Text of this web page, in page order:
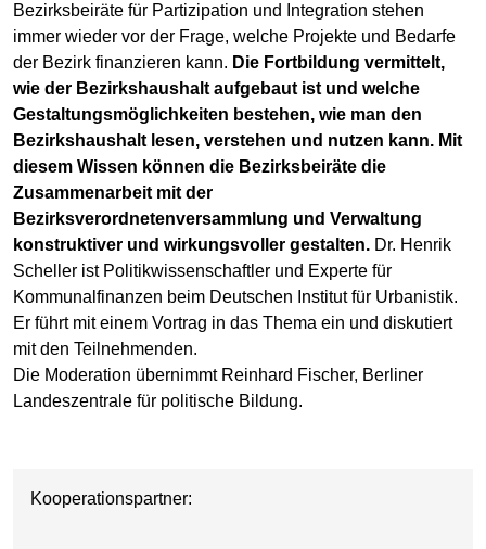
Bezirksbeiräte für Partizipation und Integration stehen
immer wieder vor der Frage, welche Projekte und Bedarfe
der Bezirk finanzieren kann. Die Fortbildung vermittelt,
wie der Bezirkshaushalt aufgebaut ist und welche
Gestaltungsmöglichkeiten bestehen, wie man den
Bezirkshaushalt lesen, verstehen und nutzen kann. Mit
diesem Wissen können die Bezirksbeiräte die
Zusammenarbeit mit der
Bezirksverordnetenversammlung und Verwaltung
konstruktiver und wirkungsvoller gestalten. Dr. Henrik
Scheller ist Politikwissenschaftler und Experte für
Kommunalfinanzen beim Deutschen Institut für Urbanistik.
Er führt mit einem Vortrag in das Thema ein und diskutiert
mit den Teilnehmenden.
Die Moderation übernimmt Reinhard Fischer, Berliner
Landeszentrale für politische Bildung.
Kooperationspartner: